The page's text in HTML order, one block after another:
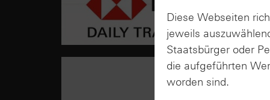
Diese Webseiten
jeweils
Staatsbürger oder
die aufgeführten
worden sind.